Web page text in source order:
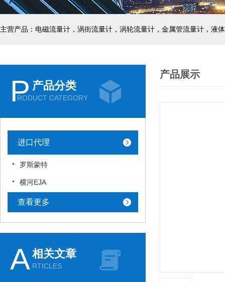
主营产品：电磁流量计，涡街流量计，涡轮流量计，金属管流量计，液
P 产品分类
RODUCT CATEGORY
进口代理
罗斯蒙特
横河EJA
查看更多
A相关文章
RTICLES
产品展示